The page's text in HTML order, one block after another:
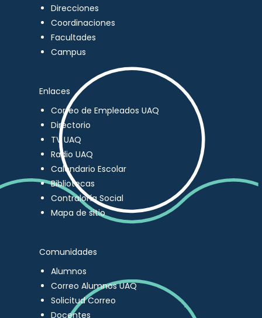
Direcciones
Coordinaciones
Facultades
Campus
Enlaces
Correo de Empleados UAQ
Directorio
TV UAQ
Radio UAQ
Calendario Escolar
Bibliotecas
Contraloría Social
Mapa de sitio
Comunidades
Alumnos
Correo Alumnos UAQ
Solicitud Correo
Docentes